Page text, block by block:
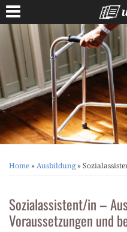
Berufe A bis Z
Anschreiben
Lebenslauf
Bewerbungstipps
Vorstellungsgespräch
Home »Ausbildung»
Sozialassistent/in –
Voraussetzungen und